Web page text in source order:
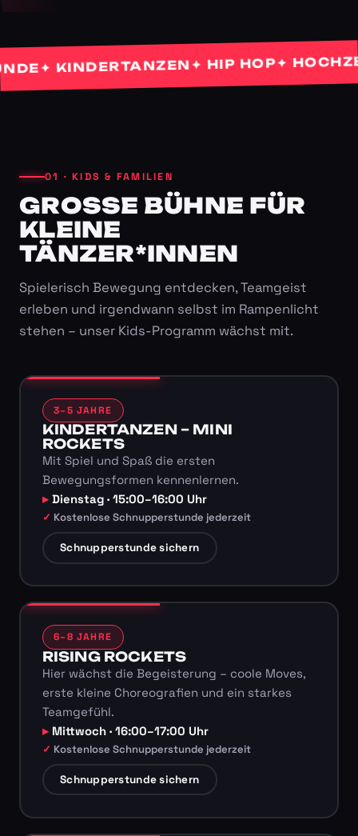
✦ KINDERTANZEN✦ HIP HOP✦
01 · KIDS & FAMILIEN
GROSSE BÜHNE FÜR K
LEINE T
ÄNZER*INNEN
Spielerisch Bewegung entdecken, Teamgeist
erleben und irgendwann selbst im Rampenlicht
stehen – unser Kids-Programm wächst mit.
3–5 JAHRE
KINDERTANZEN – MINI
ROCKETS
Mit Spiel und Spaß die ersten
Bewegungsformen kennenlernen.
Dienstag · 15:00–16:00 Uhr
Kostenlose Schnupperstunde jederzeit
Schnupperstunde sichern
6–8 JAHRE
RISING ROCKETS
Hier wächst die Begeisterung – coole Moves,
erste kleine Choreografien und ein starkes
Teamgefühl.
Mittwoch · 16:00–17:00 Uhr
Kostenlose Schnupperstunde jederzeit
Schnupperstunde sichern